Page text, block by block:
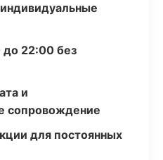
до 22:00 без
и
сопровождение
для постоянных